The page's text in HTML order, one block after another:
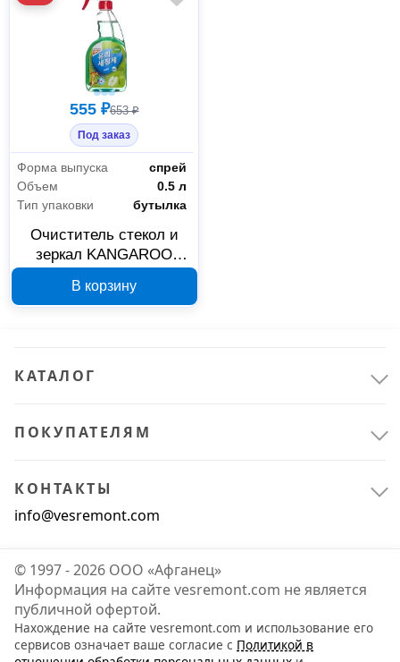
555 ₽653 ₽
Под заказ
Форма выпуска
спрей
Объем
0.5 л
Тип упаковки
бутылка
Очиститель стекол и
зеркал KANGAROO
яблока 500 мл 770006
В корзину
КАТАЛОГ
ПОКУПАТЕЛЯМ
КОНТАКТЫ
info@vesremont.com
© 1997 - 2026 ООО «Афганец»
Информация на сайте vesremont.com не является
публичной офертой.
Нахождение на сайте vesremont.com и использование его
сервисов означает ваше согласие с Политикой в